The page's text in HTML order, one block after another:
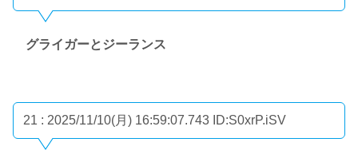
グライガーとジーランス
21 : 2025/11/10(月) 16:59:07.743 ID:S0xrP.iSV